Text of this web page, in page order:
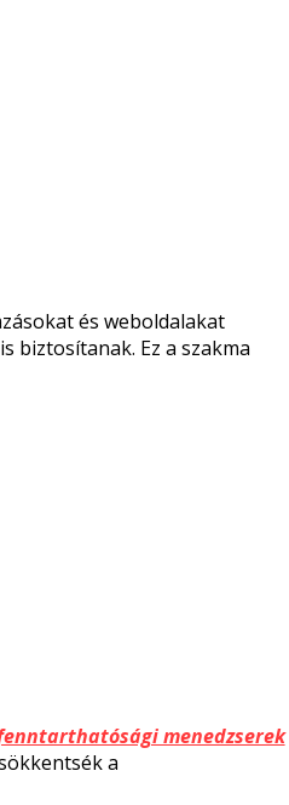
és weboldalakat
biztosítanak. Ez a szakma
menedzserek
a